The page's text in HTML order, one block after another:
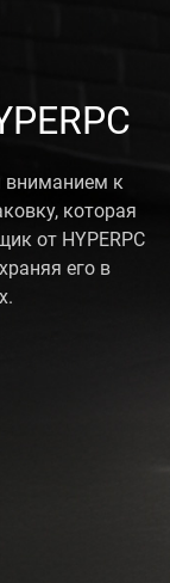
вниманием к
которая
от HYPERPC
его в